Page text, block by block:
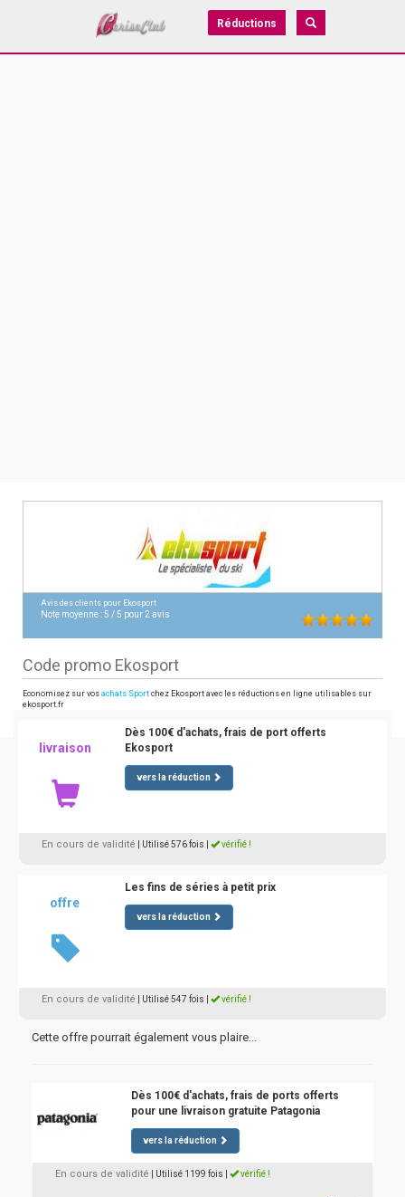
Réductions
Avis des clients pour Ekosport
Note moyenne :5 /5 pour2 avis
Code promo Ekosport
Economisez sur vos achats Sport chez Ekosport avec les réductions en ligne utilisables sur
ekosport.fr
livraison
Dès 100€ d'achats, frais de port offerts
Ekosport
vers la réduction
En cours de validité | Utilisé 576 fois vérifié !
offre
Les fins de séries à petit prix
vers la réduction
En cours de validité | Utilisé 547 fois vérifié !
Cette offre pourrait également vous plaire...
Dès 100€ d'achats, frais de ports offerts
pour une livraison gratuite Patagonia
vers la réduction
En cours de validité | Utilisé 1199 fois vérifié !